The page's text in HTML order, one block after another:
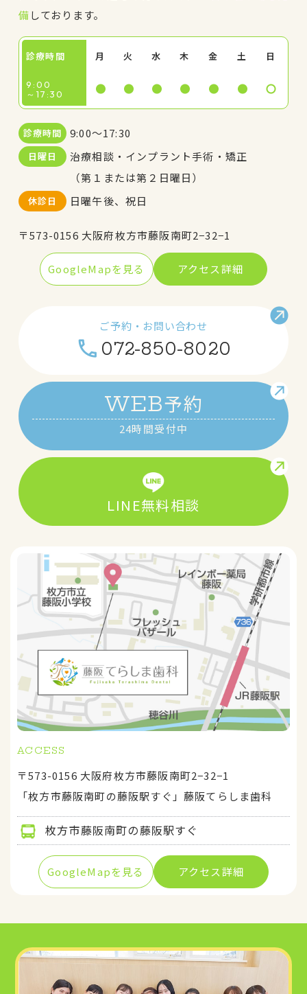
備しております。
診療時間 月 火 水 木 金 土 日
9:00
～17:30
診療時間 9:00～17:30
日曜日
治療相談・インプラント手術・矯正
（第１または第２日曜日）
休診日 日曜午後、祝日
〒573-0156 大阪府枚方市藤阪南町2−32−1
GoogleMapを見る アクセス詳細
ご予約・お問い合わせ
072-850-8020
WEB予約
24時間受付中
LINE無料相談
ACCESS
〒573-0156 大阪府枚方市藤阪南町2−32−1
「枚方市藤阪南町の藤阪駅すぐ」藤阪てらしま歯科
枚方市藤阪南町の藤阪駅すぐ
GoogleMapを見る アクセス詳細